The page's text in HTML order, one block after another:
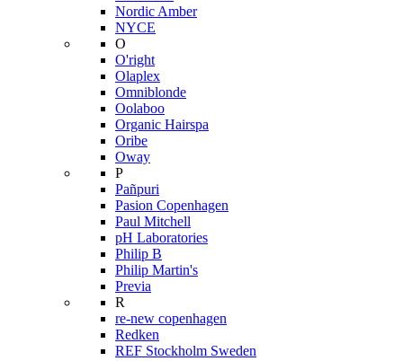
Nordic Amber
NYCE
O
O'right
Olaplex
Omniblonde
Oolaboo
Organic Hairspa
Oribe
Oway
P
Pañpuri
Pasion Copenhagen
Paul Mitchell
pH Laboratories
Philip B
Philip Martin's
Previa
R
re-new copenhagen
Redken
REF Stockholm Sweden